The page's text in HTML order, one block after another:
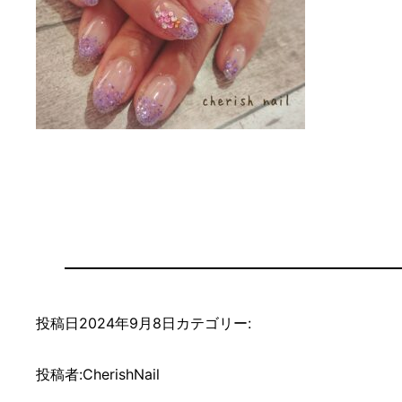
投稿日2024年9月8日 カテゴリー:
投稿者:CherishNail